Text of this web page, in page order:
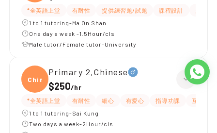
*全英語上堂 有耐性 提供練習題/試題 課程設計
1 to 1 tutoring-Ma On Shan
One day a week -1.5Hour/cls
Male tutor/Female tutor-University
Chine
Primary 2,Chinese
$250/hr
*全英語上堂 有耐性 細心 有愛心 指導功課
互動教學
1 to 1 tutoring-Sai Kung
Two days a week-2Hour/cls